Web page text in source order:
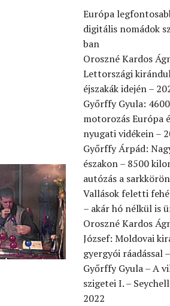
Európa
digitális nomádok
ban
Oroszné Kardos
Lettországi
éjszakák idején –
Győrffy Gyula:
motorozás Európa
nyugati vidékein –
Győrffy Árpád:
északon – 8500
autózás a
Vallások feletti
– akár hó nélkül is
Oroszné Kardos
József: Moldovai
gyergyói ráadással
Győrffy Gyula – A
szigetei I. –
2022